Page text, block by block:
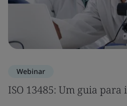
Webinar
ISO 13485: Um guia para